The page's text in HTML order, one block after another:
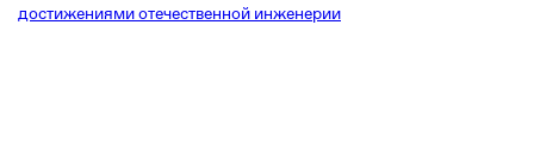
достижениями отечественной инженерии